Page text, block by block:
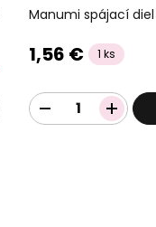
Manumi spájací
1,56 € 1 ks